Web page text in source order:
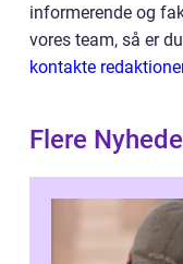
informerende og
vores team, så er
kontakte
Flere